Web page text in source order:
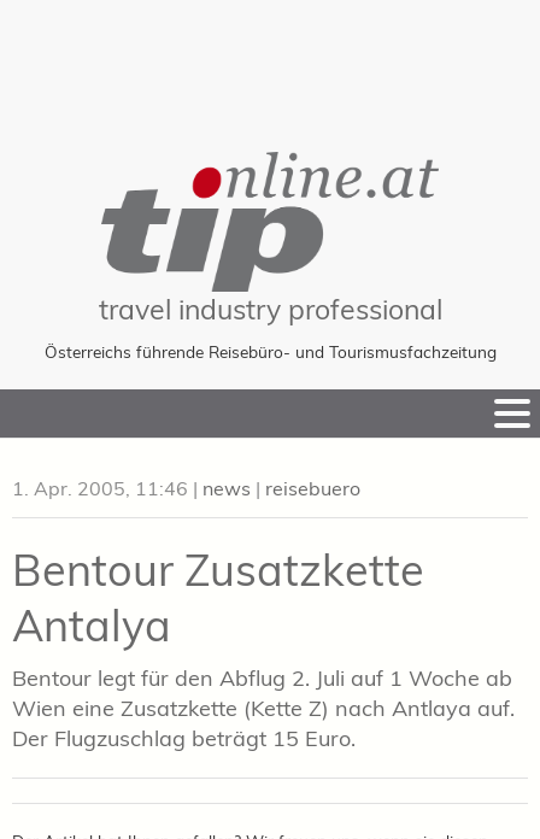
travel industry professional
Österreichs führende Reisebüro- und Tourismusfachzeitung
to
1. Apr. 2005, 11:46 | news | reisebuero
Bentour Zusatzkette
Antalya
Bentour legt für den Abflug 2. Juli auf 1 Woche ab
Wien eine Zusatzkette (Kette Z) nach Antlaya auf.
Der Flugzuschlag beträgt 15 Euro.